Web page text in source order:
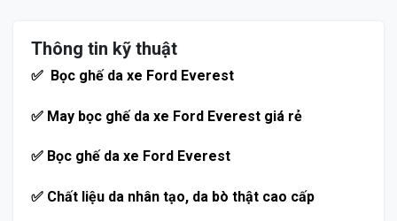
Ghế da dễ dàng lau chùi và bảo dưỡng. Chỉ cần dùng
Thông tin kỹ thuật
✅ Bọc ghế da xe Ford Everest
✅ May bọc ghế da xe Ford Everest giá rẻ
✅ Bọc ghế da xe Ford Everest
✅ Chất liệu da nhân tạo, da bò thật cao cấp